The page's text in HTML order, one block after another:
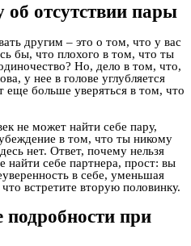
об отсутствии пары
другим – это о том, что у вас
бы, что плохого в том, что ты
Но, дело в том, что,
у нее в голове углубляется
еще больше уверяться в том, что
не может найти себе пару,
в том, что ты никому
нет. Ответ, почему нельзя
найти себе партнера, прост: вы
в себе, уменьшая
встретите вторую половинку.
при